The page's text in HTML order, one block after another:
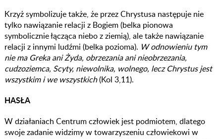
Krzyż symbolizuje także, że przez Chrystusa następuje nie
tylko nawiązanie relacji z Bogiem (belka pionowa
symbolicznie łącząca niebo z ziemią), ale także nawiązanie
relacji z innymi ludźmi (belka pozioma). W odnowieniu tym
nie ma Greka ani Żyda, obrzezania ani nieobrzezania,
cudzoziemca, Scyty, niewolnika, wolnego, lecz Chrystus jest
wszystkim i we wszystkich(Kol 3,11).
HASŁA
W działaniach Centrum człowiek jest podmiotem, dlatego
swoje zadanie widzimy w towarzyszeniu człowiekowi w